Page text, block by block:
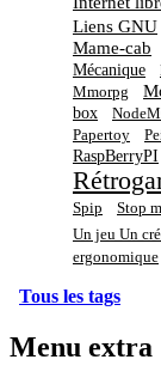
Liens GNU
Mame-cab
Mécanique
Mmorpg
box
Papertoy
RaspBerryPI
Spip
Stop
Un jeu Un
ergonomique
Tous les tags
Menu extra